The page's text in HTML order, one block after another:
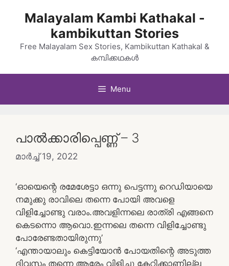
Malayalam Kambi Kathakal -
kambikuttan Stories
Free Malayalam Sex Stories, Kambikuttan Kathakal &
കമ്പിക്കഥകൾ
Menu
പാല്‍ക്കാരിപ്പെണ്ണ് – 3
മാർച്ച്‌ 19, 2022
‘ഓയെന്റെ രമേശേട്ടാ ഒന്നു പെട്ടന്നു റെഡിയായെ
നമുക്കു രാവിലെ തന്നെ പോയി അവളെ
വിളിച്ചോണ്ടു വരാം.അവളിന്നലെ രാത്രി എങ്ങനെ
കെടന്നൊ ആവൊ.ഇന്നലെ തന്നെ വിളിച്ചോണ്ടു
പോരേണ്ടതായിരുന്നു’
‘എന്തായാലും കെട്ടിയോന്‍ പോയതിന്റെ അടുത്ത
ദിവസം തന്നെ ആരേം വിളിച്ചു കേറ്റിക്കാണില്ല